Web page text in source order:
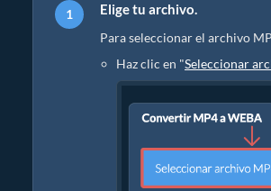
Elige tu archivo.
Para seleccionar el archivo
Haz clic en "Seleccionar